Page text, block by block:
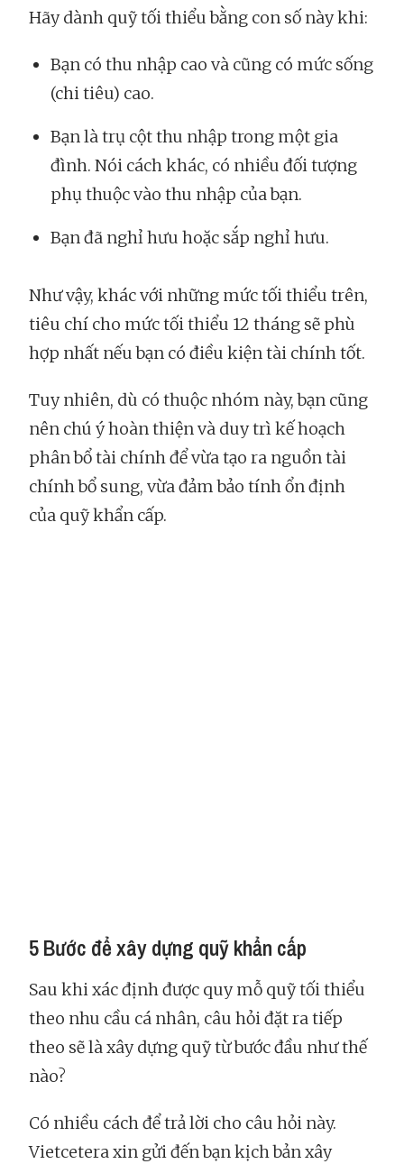
Hãy dành quỹ tối thiểu bằng con số này khi:
Bạn có thu nhập cao và cũng có mức sống
(chi tiêu) cao.
Bạn là trụ cột thu nhập trong một gia
đình. Nói cách khác, có nhiều đối tượng
phụ thuộc vào thu nhập của bạn.
Bạn đã nghỉ hưu hoặc sắp nghỉ hưu.
Như vậy, khác với những mức tối thiểu trên,
tiêu chí cho mức tối thiểu 12 tháng sẽ phù
hợp nhất nếu bạn có điều kiện tài chính tốt.
Tuy nhiên, dù có thuộc nhóm này, bạn cũng
nên chú ý hoàn thiện và duy trì kế hoạch
phân bổ tài chính để vừa tạo ra nguồn tài
chính bổ sung, vừa đảm bảo tính ổn định
của quỹ khẩn cấp.
5 Bước để xây dựng quỹ khẩn cấp
Sau khi xác định được quy mỗ quỹ tối thiểu
theo nhu cầu cá nhân, câu hỏi đặt ra tiếp
theo sẽ là xây dựng quỹ từ bước đầu như thế
nào?
Có nhiều cách để trả lời cho câu hỏi này.
Vietcetera xin gửi đến bạn kịch bản xây